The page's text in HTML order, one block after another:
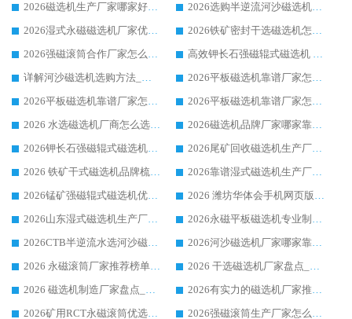
2026磁选机生产厂家哪家好?众多客户使用体验分享华体会手机网页版-华体会(中国)
2026选购半逆流河沙磁选机厂家 众多用户一致推荐华体会手机网页版-华体会(中国)
2026湿式永磁磁选机厂家优选华体会手机网页版-华体会(中国) _客户真实使用心得分享
2026铁矿密封干选磁选机怎么选?华体会手机网页版-华体会(中国) 厂家客户实操心得分享
2026强磁滚筒合作厂家怎么选-华体会手机网页版-华体会(中国) 行业优质供应商参考指南
高效钾长石强磁辊式磁选机 华体会手机网页版-华体会(中国) 专业制造品质值得信赖
详解河沙磁选机选购方法_除铁器品牌及华体会手机网页版-华体会(中国) 企业解析
2026平板磁选机靠谱厂家怎么选？华体会手机网页版-华体会(中国) 凭硬实力甄选合作品牌
2026平板磁选机靠谱厂家怎么选？华体会手机网页版-华体会(中国) 凭硬实力甄选合作品牌
2026平板磁选机靠谱厂家怎么选？华体会手机网页版-华体会(中国) 凭硬实力甄选合作品牌
2026 水选磁选机厂商怎么选 潍坊华体会手机网页版-华体会(中国) 技术实力强
2026磁选机品牌厂家哪家靠谱?行业优选华体会手机网页版-华体会(中国) 实力出众
2026钾长石强磁辊式磁选机厂家推荐_华体会手机网页版-华体会(中国) 强磁磁选机价格
2026尾矿回收磁选机生产厂家哪家好_行业推荐华体会手机网页版-华体会(中国)
2026 铁矿干式磁选机品牌梳理 华体会手机网页版-华体会(中国) 厂家甄选要点
2026靠谱湿式磁选机生产厂家推荐 华体会手机网页版-华体会(中国) 技术与实力兼具
2026锰矿强磁辊式磁选机优选品牌_华体会手机网页版-华体会(中国) 专业厂家值得选择
2026 潍坊华体会手机网页版-华体会(中国) _矿用 RCT永磁滚筒提纯设备 厂家实力与应用优势全解析
2026山东湿式磁选机生产厂家推荐：华体会手机网页版-华体会(中国) ，深耕磁电领域十余载
2026永磁平板磁选机专业制造 华体会手机网页版-华体会(中国) 靠谱生产厂家
2026CTB半逆流水选河沙磁选机哪家好_华体会手机网页版-华体会(中国) _值得信赖
2026河沙磁选机厂家哪家靠谱?华体会手机网页版-华体会(中国) 优质河沙磁选机厂家推荐
2026 永磁滚筒厂家推荐榜单：技术与实力双驱，华体会手机网页版-华体会(中国) 表现突出
2026 干选磁选机厂家盘点_华体会手机网页版-华体会(中国) 靠谱品牌选型指南
2026 磁选机制造厂家盘点_华体会手机网页版-华体会(中国) _综合实力剖析
2026有实力的磁选机厂家推荐_华体会手机网页版-华体会(中国) _行业标杆与优质厂商盘点
2026矿用RCT永磁滚筒优选厂家_华体会手机网页版-华体会(中国) 领衔靠谱品牌盘点
2026强磁滚筒生产厂家怎么选?行业口碑推荐华体会手机网页版-华体会(中国)